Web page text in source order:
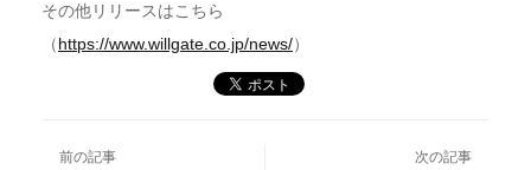
その他リリースはこちら
（https://www.willgate.co.jp/news/）
前の記事 次の記事